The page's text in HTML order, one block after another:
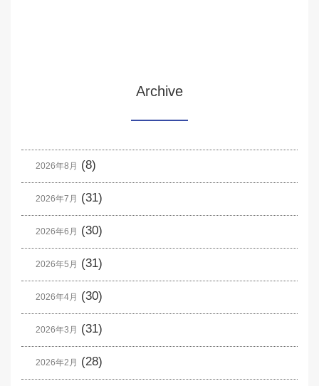
Archive
2026年8月 (8)
2026年7月 (31)
2026年6月 (30)
2026年5月 (31)
2026年4月 (30)
2026年3月 (31)
2026年2月 (28)